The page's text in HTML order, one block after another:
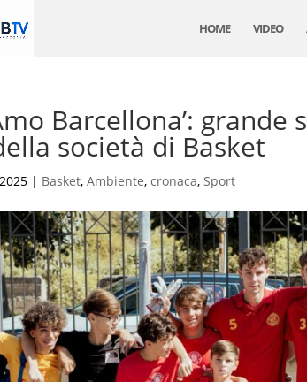
HOME VIDEO
Barcellona’: grande
società di Basket
| Basket, Ambiente, cronaca, Sport